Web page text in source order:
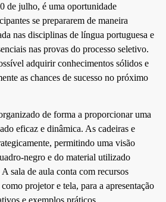
de julho, é uma oportunidade
se prepararem de maneira
nas disciplinas de língua portuguesa e
nas provas do processo seletivo.
adquirir conhecimentos sólidos e
as chances de sucesso no próximo
de forma a proporcionar uma
eficaz e dinâmica. As cadeiras e
permitindo uma visão
negro e do material utilizado
sala de aula conta com recursos
projetor e tela, para a apresentação
e exemplos práticos.